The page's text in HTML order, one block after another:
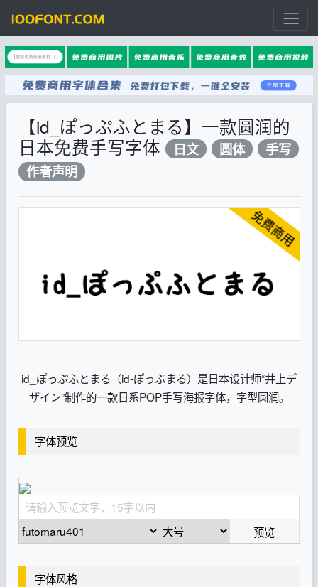
【id_ぽっぷふとまる】一款圆润的
日本免费手写字体
日文 圆体
手写
作者声明
id_ぽっぷふとまる（id-ぽっぷまる）是日本设计师“井上デ
ザイン”制作的一款日系POP手写海报字体，字型圆润。
字体预览
预览
字体风格